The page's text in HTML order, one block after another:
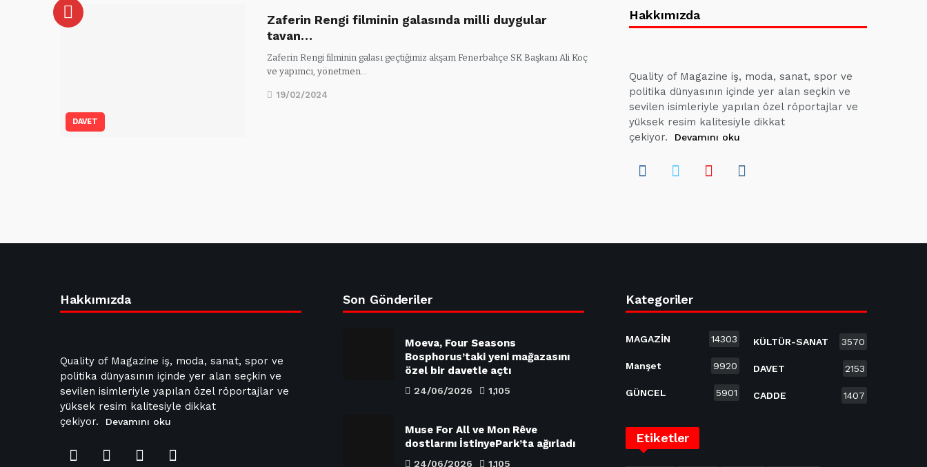
DAVET
Zaferin Rengi filminin galasında milli duygular
tavan…
Zaferin Rengi filminin galası geçtiğimiz akşam Fenerbahçe SK Başkanı Ali Koç
ve yapımcı, yönetmen…
19/02/2024
Hakkımızda
Quality of Magazine iş, moda, sanat, spor ve
politika dünyasının içinde yer alan seçkin ve
sevilen isimleriyle yapılan özel röportajlar ve
yüksek resim kalitesiyle dikkat
çekiyor.
Devamını oku
Hakkımızda
Quality of Magazine iş, moda, sanat, spor ve
politika dünyasının içinde yer alan seçkin ve
sevilen isimleriyle yapılan özel röportajlar ve
yüksek resim kalitesiyle dikkat
çekiyor.
Devamını oku
Son Gönderiler
Moeva, Four Seasons
Bosphorus’taki yeni mağazasını
özel bir davetle açtı
24/06/2026 1,105
Muse For All ve Mon Rêve
dostlarını İstinyePark’ta ağırladı
24/06/2026 1,105
Kategoriler
MAGAZİN 14303
Manşet 9920
GÜNCEL 5901
KÜLTÜR-SANAT 3570
DAVET 2153
CADDE 1407
Etiketler